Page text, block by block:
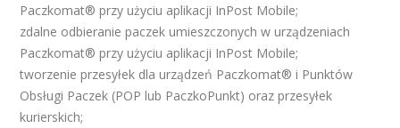
Paczkomat® przy użyciu aplikacji InPost Mobile;
zdalne odbieranie paczek umieszczonych w urządzeniach
Paczkomat® przy użyciu aplikacji InPost Mobile;
tworzenie przesyłek dla urządzeń Paczkomat® i Punktów
Obsługi Paczek (POP lub PaczkoPunkt) oraz przesyłek
kurierskich;